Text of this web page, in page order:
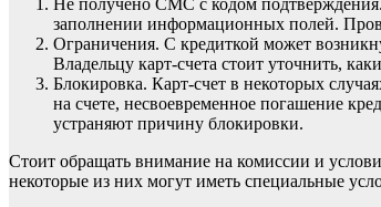
заполнении информационных полей.
Ограничения. С кредиткой может
Владельцу карт-счета стоит уточнить,
Блокировка. Карт-счет в некоторых
на счете, несвоевременное погашение
устраняют причину блокировки.
Стоит обращать внимание на комиссии и
некоторые из них могут иметь специальные